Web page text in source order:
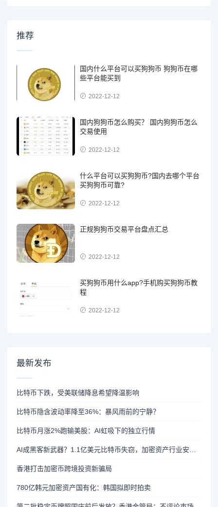
推荐
国内什么平台可以买狗狗币 狗狗币在哪
些平台能买到
2022-12-12
国内狗狗币怎么购买？ 国内狗狗币怎么
交易使用
2022-12-12
什么平台可以买狗狗币?国内去哪个平台
买狗狗币可靠?
2022-12-12
正规狗狗币交易平台盘点汇总
2022-12-12
买狗狗币用什么app?手机购买狗狗币教
程
2022-12-12
最新发布
比特币下跌，受美联储降息希望降温影响
比特币隐含波动率降至36%：暴风雨前的宁静？
比特币月涨2%跑输美股：AI虹吸下的独立行情
香港打击加密币跨境投资新骗局
780亿韩元加密资产国有化：韩国拟即时拍卖